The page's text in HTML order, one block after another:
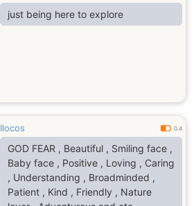
just being here to explore
Ilocos 0.4
GOD FEAR , Beautiful , Smiling face ,
Baby face , Positive , Loving , Caring
, Understanding , Broadminded ,
Patient , Kind , Friendly , Nature